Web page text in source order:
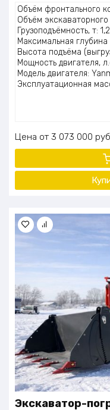
Оценка
5.00из 5
Объём фронтального
Объём экскаваторного
Грузоподъёмность, т: 1,2
Максимальная
Высота подъёма
Мощность двигателя,
Модель двигателя:
Эксплуатационная
Цена 3 073 000
Экскаватор-